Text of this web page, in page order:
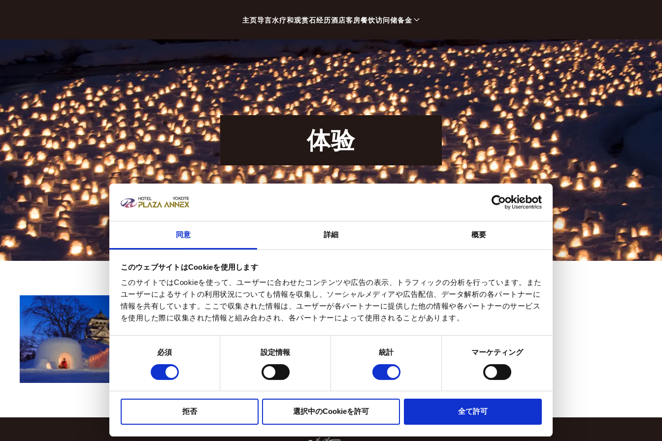
同意 詳細 概要
このウェブサイトはCookieを使用します
このサイトではCookieを使って、ユーザーに合わせたコンテンツや広告の表示、トラフィックの分析を行っています。また
ユーザーによるサイトの利用状況についても情報を収集し、ソーシャルメディアや広告配信、データ解析の各パートナーに
情報を共有しています。ここで収集された情報は、ユーザーが各パートナーに提供した他の情報や各パートナーのサービス
を使用した際に収集された情報と組み合わされ、各パートナーによって使用されることがあります。
同
意
必須 設定情報 統計 マーケティング
拒否 選択中のCookieを許可 全て許可
主页导言水疗和观赏石经历酒店客房餐饮访问储备金
体验
2024年2月15日至17日，橫手的雪節正在舉行。